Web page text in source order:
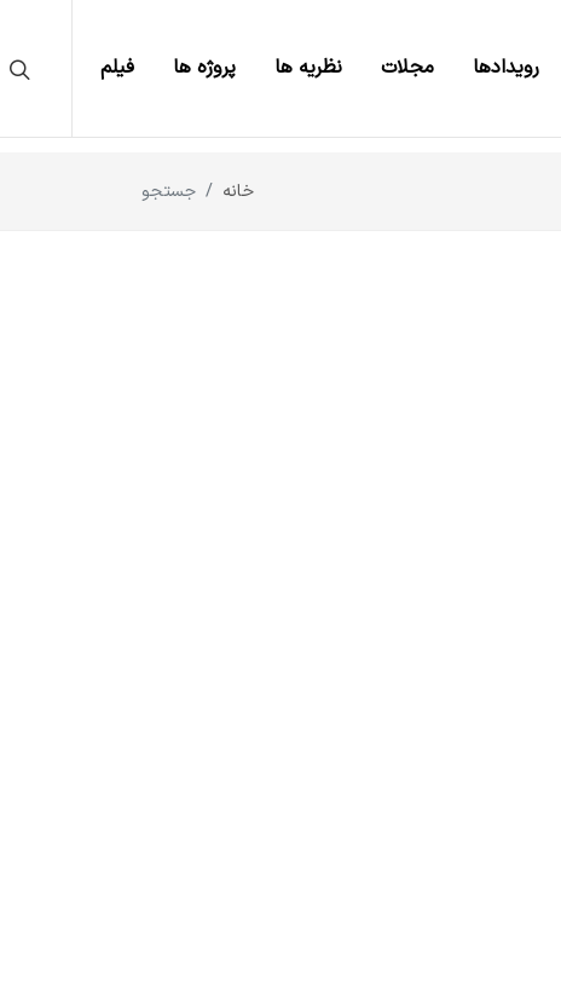
رویدادها مجلات نظریه ها پروژه ها فیلم
خانه جستجو